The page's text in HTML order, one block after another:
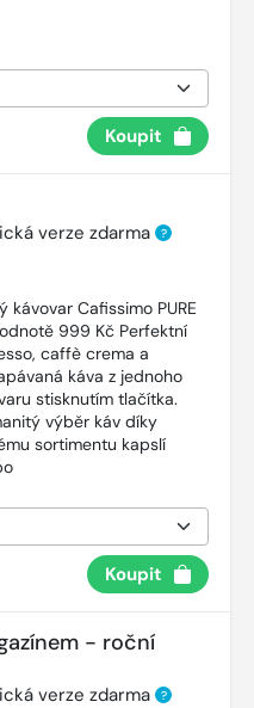
Koupit
verze zdarma ?
kávovar Cafissimo PURE
999 Kč Perfektní
caffè crema a
káva z jednoho
stisknutím tlačítka.
výběr káv díky
sortimentu kapslí
Koupit
- roční
verze zdarma ?